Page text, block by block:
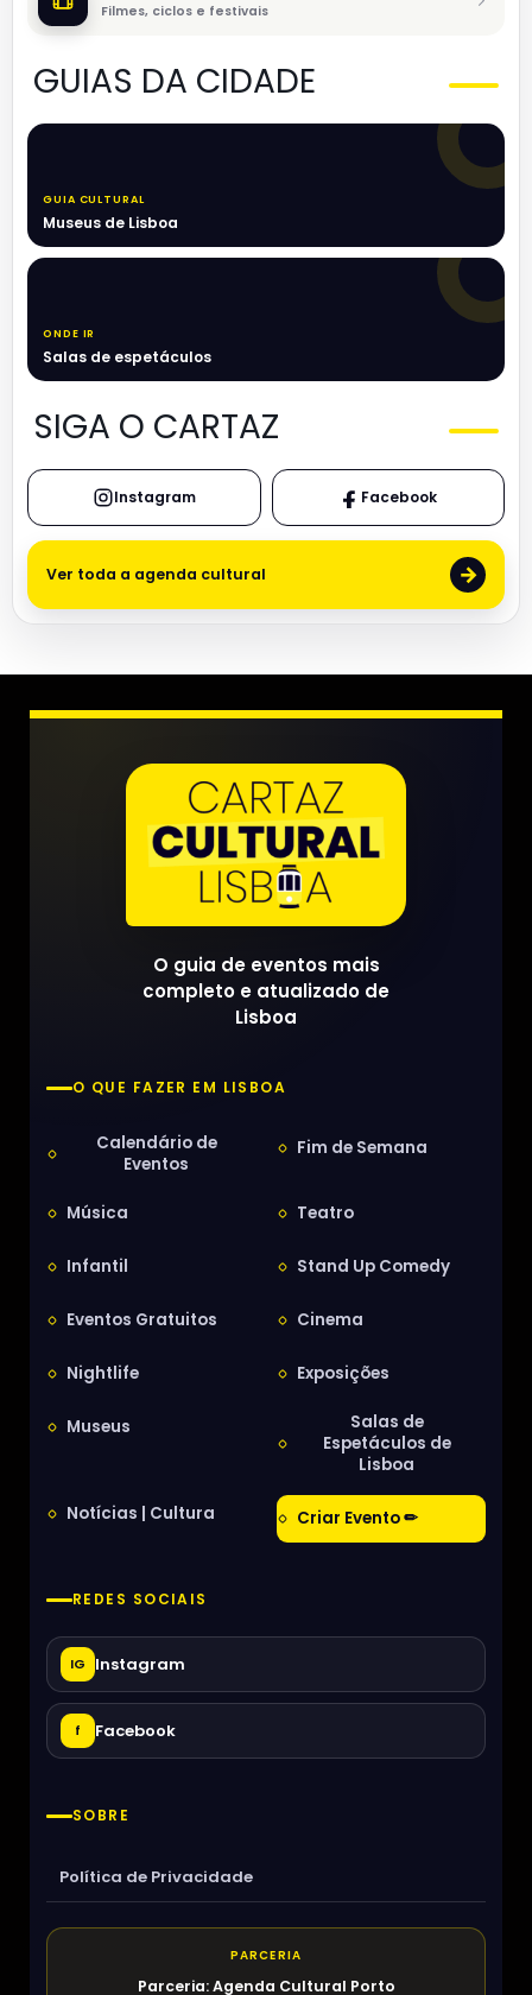
Filmes, ciclos e festivais
GUIAS DA CIDADE
GUIA CULTURAL
Museus de Lisboa
ONDE IR
Salas de espetáculos
SIGA O CARTAZ
Instagram Facebook
Ver toda a agenda cultural →
O guia de eventos mais
completo e atualizado de
Lisboa
O QUE FAZER EM LISBOA
Calendário de
Eventos
Fim de Semana
Música Teatro
Infantil Stand Up Comedy
Eventos Gratuitos Cinema
Nightlife Exposições
Museus
Salas de
Espetáculos de
Lisboa
Notícias | Cultura Criar Evento ✏
REDES SOCIAIS
IG Instagram
f Facebook
SOBRE
Política de Privacidade
PARCERIA
Parceria: Agenda Cultural Porto